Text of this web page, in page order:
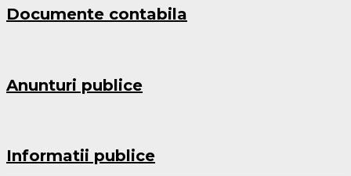
Documente contabila
Anunturi publice
Informatii publice